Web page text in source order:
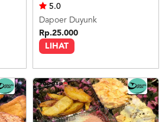
LIHAT
5.0
Dapoer Duyunk
Rp.25.000